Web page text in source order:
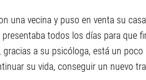
una vecina y puso en venta su
todos los días para que
a su psicóloga, está un
su vida, conseguir un nuevo